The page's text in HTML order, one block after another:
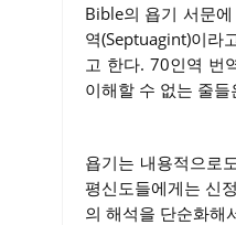
Bible의 욥기 서문
역(Septuagint)이라
고 한다. 70인역 번
이해할 수 없는 줄
욥기는 내용적으로
평신도들에게는 신
의 해석을 단순화해